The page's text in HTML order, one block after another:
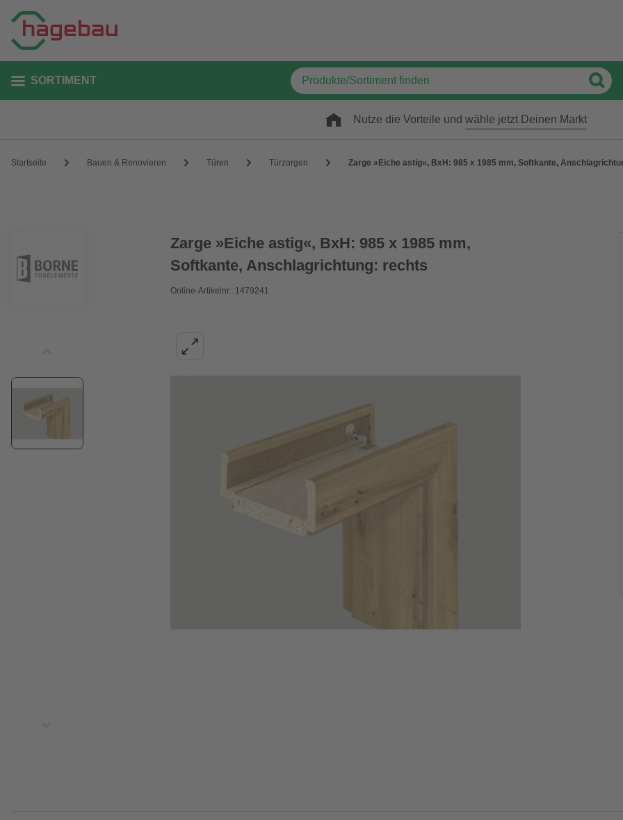
SORTIMENT
Nutze die Vorteile und wähle jetzt Deinen Markt
Startseite Bauen & Renovieren Türen Türzargen Zarge »Eiche astig«, BxH: 985 x 1985 mm, Softkante,
Zarge »Eiche astig«, BxH: 985 x 1985 mm,
Softkante, Anschlagrichtung: rechts
Online-Artikelnr.: 1479241